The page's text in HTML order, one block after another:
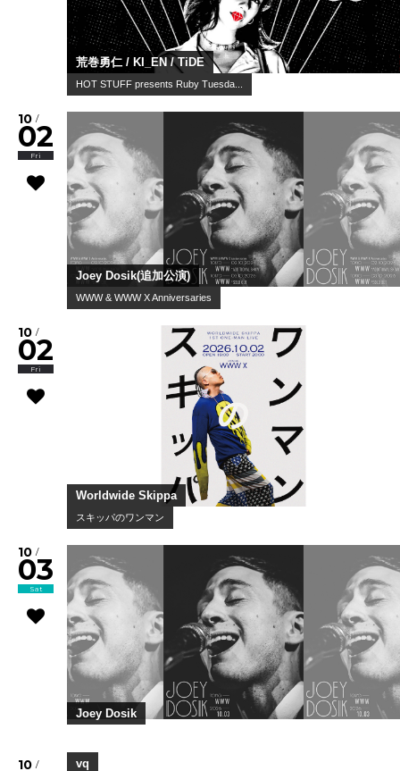
荒巻勇仁 / KI_EN / TiDE
HOT STUFF presents Ruby Tuesda...
10 /
02
Fri
Joey Dosik(追加公演)
WWW & WWW X Anniversaries
10 /
02
Fri
Worldwide Skippa
スキッパのワンマン
10 /
03
Sat
Joey Dosik
10 /